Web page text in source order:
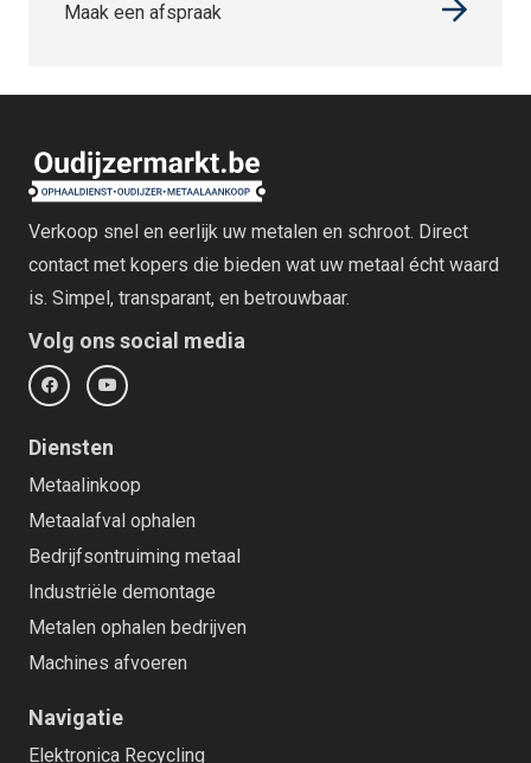
Maak een afspraak
Verkoop snel en eerlijk uw metalen en schroot. Direct
contact met kopers die bieden wat uw metaal écht waard
is. Simpel, transparant, en betrouwbaar.
Volg ons social media
Diensten
Metaalinkoop
Metaalafval ophalen
Bedrijfsontruiming metaal
Industriële demontage
Metalen ophalen bedrijven
Machines afvoeren
Navigatie
Elektronica Recycling